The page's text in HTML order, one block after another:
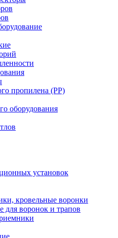
пропилена (PP)
оборудования
установок
кровельные воронки
для воронок и трапов